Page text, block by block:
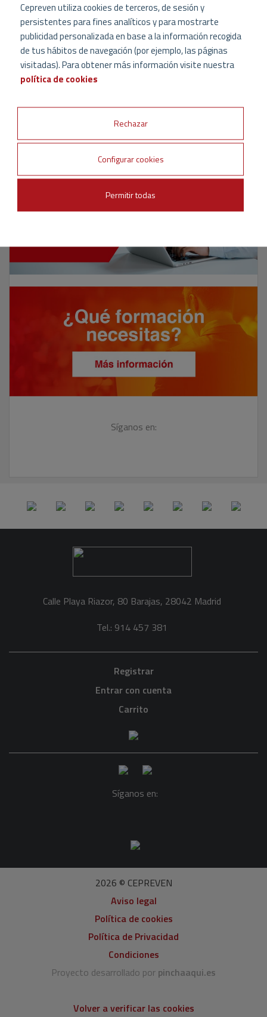
Síganos en:
Calle Playa Riazor, 80 Barajas, 28042 Madrid
Tel.: 914 457 381
Registrar
Entrar con cuenta
Carrito
Síganos en:
2026 © CEPREVEN
Aviso legal
Política de cookies
Política de Privacidad
Condiciones
Proyecto desarrollado por pinchaaqui.es
Volver a verificar las cookies
Cepreven utiliza cookies de terceros, de sesión y
persistentes para fines analíticos y para mostrarte
publicidad personalizada en base a la información recogida
de tus hábitos de navegación (por ejemplo, las páginas
visitadas). Para obtener más información visite nuestra
política de cookies
Rechazar
Configurar cookies
Permitir todas